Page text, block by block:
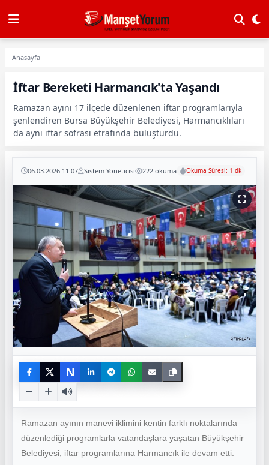
Anasayfa
İftar Bereketi Harmancık'ta Yaşandı
Ramazan ayını 17 ilçede düzenlenen iftar programlarıyla
şenlendiren Bursa Büyükşehir Belediyesi, Harmancıklıları
da aynı iftar sofrası etrafında buluşturdu.
06.03.2026 11:07 Sistem Yöneticisi 222 okuma Okuma Süresi: 1 dk
N
Ramazan ayının manevi iklimini kentin farklı noktalarında
düzenlediği programlarla vatandaşlara yaşatan Büyükşehir
Belediyesi, iftar programlarına Harmancık ile devam etti.